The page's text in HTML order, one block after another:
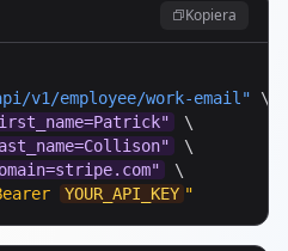
Kopiera
v1/employee/work-email" \
\
\
\
YOUR_API_KEY "